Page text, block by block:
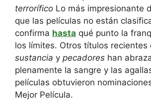
terrorífico Lo más impresionante
que las películas no están
confirma hasta qué punto la
los límites. Otros títulos recientes
sustancia y pecadores han
plenamente la sangre y las
películas obtuvieron
Mejor Película.